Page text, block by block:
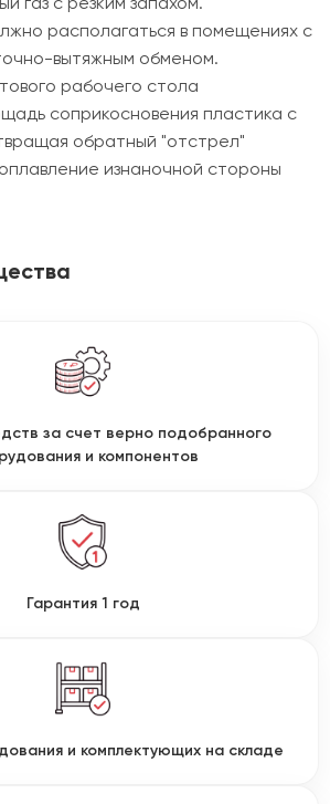
располагаться в помещениях с
вытяжным обменом.
рабочего стола
соприкосновения пластика с
обратный "отстрел"
изнаночной стороны
за счет верно подобранного
и компонентов
Гарантия 1 год
и комплектующих на складе